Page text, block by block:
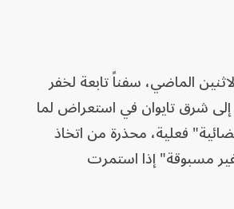
الماضي، سفناً تابعة لخفر
شرق تايوان في استعراض لما
فعلية، محذرة من اتخاذ
مسبوقة" إذا استمرت